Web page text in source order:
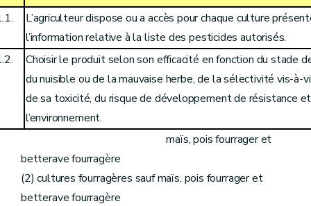
L’agriculteur dispose ou a accès pour chaque culture
l’information relative à la liste des pesticides autorisés.
Choisir le produit selon son efficacité en fonction du stade
du nuisible ou de la mauvaise herbe, de la sélectivité vis-à-
de sa toxicité, du risque de développement de résistance
l’environnement.
(1) grandes cultures y comprismaïs, pois fourrager et
betterave fourragère
(2) cultures fourragères sauf maïs, pois fourrager et
betterave fourragère